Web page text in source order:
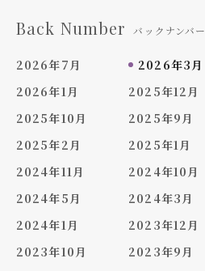
Back Number バックナンバー
2026年7月 2026年3月
2026年1月
2025年12月
2025年10月
2025年9月
2025年2月
2025年1月
2024年11月
2024年10月
2024年5月
2024年3月
2024年1月
2023年12月
2023年10月
2023年9月